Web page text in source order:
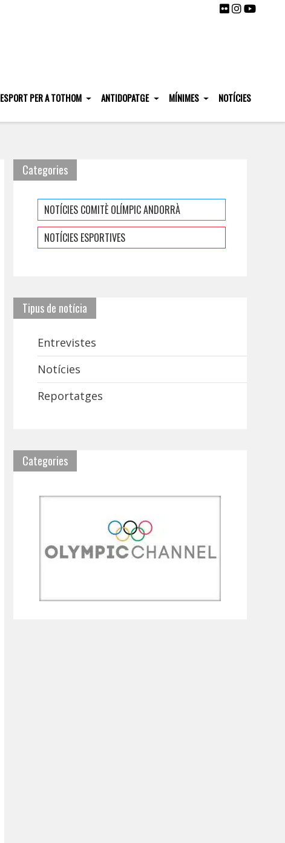
ESPORT PER A TOTHOM ANTIDOPATGE MÍNIMES NOTÍCIES
Categories
NOTÍCIES COMITÈ OLÍMPIC ANDORRÀ
NOTÍCIES ESPORTIVES
Tipus de notícia
Entrevistes
Notícies
Reportatges
Categories